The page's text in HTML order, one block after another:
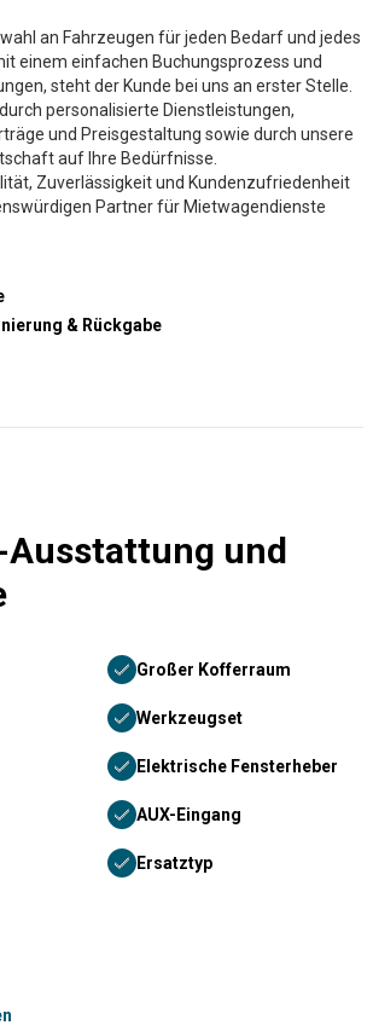
an Fahrzeugen für jeden Bedarf und jedes
einem einfachen Buchungsprozess und
steht der Kunde bei uns an erster Stelle.
personalisierte Dienstleistungen,
und Preisgestaltung sowie durch unsere
auf Ihre Bedürfnisse.
Zuverlässigkeit und Kundenzufriedenheit
Partner für Mietwagendienste
& Rückgabe
und
Großer Kofferraum
Werkzeugset
Elektrische Fensterheber
AUX-Eingang
Ersatztyp